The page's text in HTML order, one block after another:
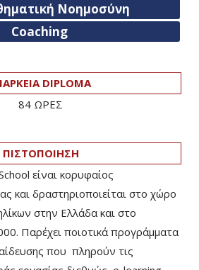
Νοημοσύνη
Coaching
DIPLOMA
84 ΩΡΕΣ
ΠΙΣΤΟΠΟΙΗΣΗ
είναι κορυφαίος
και δραστηριοποιείται στο χώρο
στην Ελλάδα και στο
Παρέχει ποιοτικά προγράμματα
που πληρούν τις